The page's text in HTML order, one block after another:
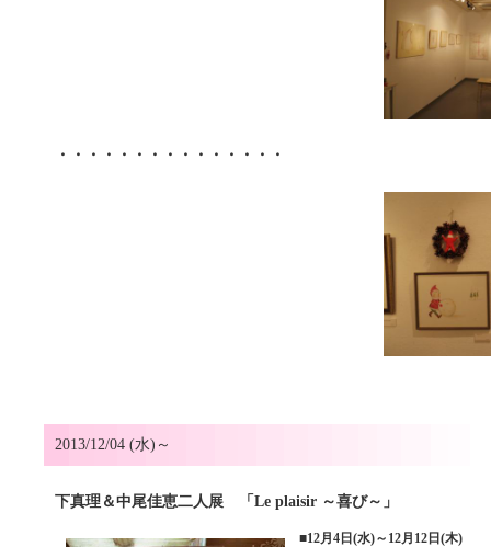
・・・・・・・・・・・・・・・
2013/12/04 (水)～
下真理＆中尾佳恵二人展 「Le plaisir ～喜び～」
■12月4日(水)～12月12日(木)